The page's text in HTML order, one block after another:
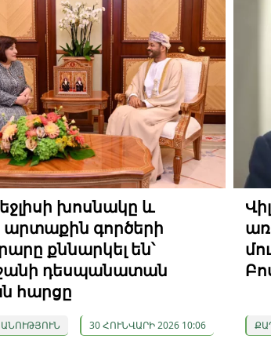
խոսնակը և
գործերի
քննարկել են՝
դեսպանատան
հարցը
30 ՀՈՒՆՎԱՐԻ 2026 10:06